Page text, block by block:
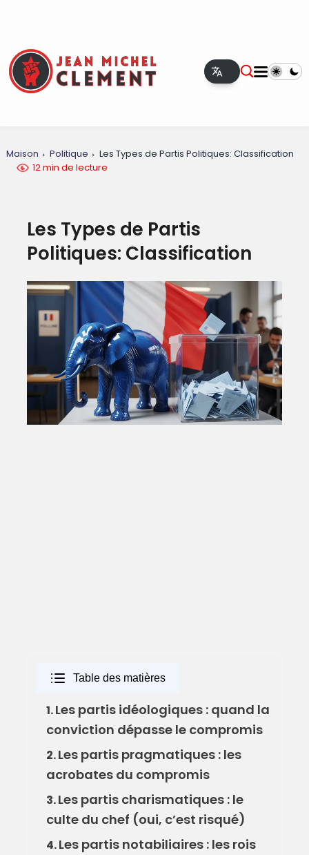
Maison Politique
Les Types de Partis Politiques: Classification
12 min de lecture
Les Types de Partis
Politiques: Classification
Table des matières
1.Les partis idéologiques : quand la
conviction dépasse le compromis
2.Les partis pragmatiques : les
acrobates du compromis
3.Les partis charismatiques : le
culte du chef (oui, c’est risqué)
4.Les partis notabiliaires : les rois